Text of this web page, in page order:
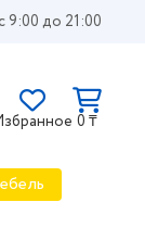
9:00 до 21:00
0 ₸